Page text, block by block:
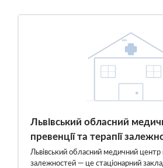
Львівський обласний
превенції та терапії
Львівський обласний медичний центр
залежностей — це стаціонарний